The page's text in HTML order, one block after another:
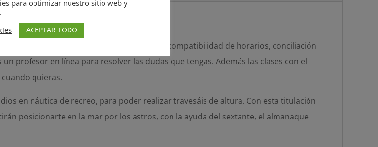
a clase presencialmente, ya sea por incompatibilidad de horarios, conciliación
profesor en línea para resolver las dudas que tengas. Además las clases con el
quieras.
en náutica de recreo, para poder realizar travesáis de altura. Con esta titulación
posicionarte en la mar por los astros, con la ayuda del sextante, el almanaque
para optimizar nuestro sitio web y
ACEPTAR TODO